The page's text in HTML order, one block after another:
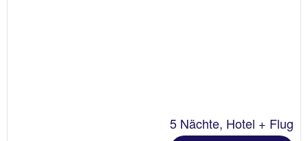
5 Nächte, Hotel + Flug